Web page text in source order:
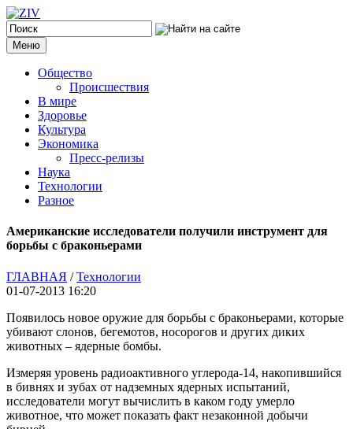
Меню
Общество
Происшествия
В мире
Здоровье
Культура
Экономика
Пресс-релизы
Наука
Технологии
Разное
Американские исследователи получили инструмент для
борьбы с браконьерами
ГЛАВНАЯ /Технологии
01-07-2013 16:20
Появилось новое оружие для борьбы с браконьерами, которые
убивают слонов, бегемотов, носорогов и других диких
животных – ядерные бомбы.
Измеряя уровень радиоактивного углерода-14, накопившийся
в бивнях и зубах от надземных ядерных испытаний,
исследователи могут вычислить в каком году умерло
животное, что может показать факт незаконной добычи